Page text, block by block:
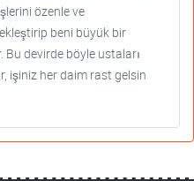
özenle ve
beni büyük bir
devirde böyle ustaları
işiniz her daim rast gelsin